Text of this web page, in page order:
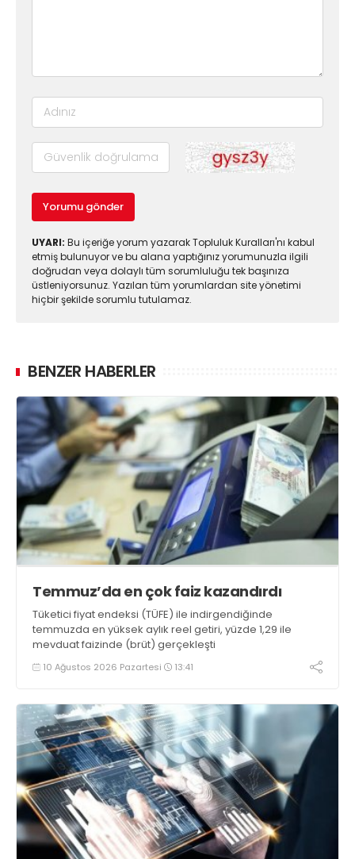
Yorumu gönder
UYARI: Bu içeriğe yorum yazarak Topluluk Kuralları'nı kabul
etmiş bulunuyor ve bu alana yaptığınız yorumunuzla ilgili
doğrudan veya dolaylı tüm sorumluluğu tek başınıza
üstleniyorsunuz. Yazılan tüm yorumlardan site yönetimi
hiçbir şekilde sorumlu tutulamaz.
BENZER HABERLER
Temmuz’da en çok faiz kazandırdı
Tüketici fiyat endeksi (TÜFE) ile indirgendiğinde
temmuzda en yüksek aylık reel getiri, yüzde 1,29 ile
mevduat faizinde (brüt) gerçekleşti
10 Ağustos 2026 Pazartesi 13:41